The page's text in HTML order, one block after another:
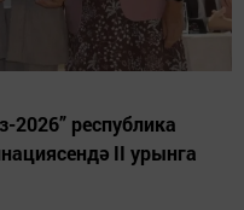
2026” республика
II урынга